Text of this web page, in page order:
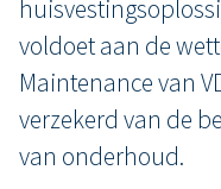
voldoet aan de
Maintenance van
verzekerd van de
van onderhoud.